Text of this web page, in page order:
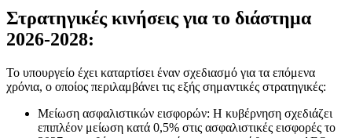
Στρατηγικές κινήσεις για το διάστημα
2026-2028:
Το υπουργείο έχει καταρτίσει έναν σχεδιασμό για τα επόμενα
χρόνια, ο οποίος περιλαμβάνει τις εξής σημαντικές στρατηγικές:
Μείωση ασφαλιστικών εισφορών: Η κυβέρνηση σχεδιάζει
επιπλέον μείωση κατά 0,5% στις ασφαλιστικές εισφορές το